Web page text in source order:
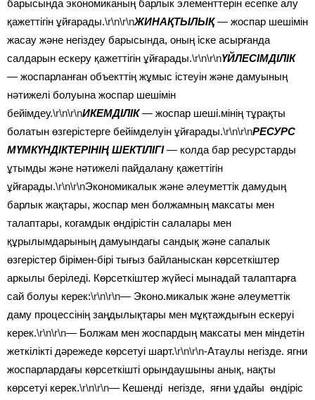
барысында экономиканың барлык элементтерін есепке алу
қажеттігін ұйғарады.\r\n\r\nЖИНАҚТЫЛЫҚ— жоспар шешімін
жасау және негіздеу барысында, оның іске асырғанда
салдарын ескеру қажеттігін ұйғарады.\r\n\r\nҮЙЛЕСІМДІЛІК
— жоспарланған объекттің жұмыс істеуін және дамуының
нәтижелі болуына жоспар шешімін
бейімдеу.\r\n\r\nИКЕМДІЛІК— жоспар шеші.мінің тұрақты
болатын өзгерістерге бейімделуін ұйғарады.\r\n\r\nРЕСУРС
МҮМКҮНДІКТЕРІНІҢ ШЕКТІЛІГІ— колда бар ресурстарды
ұтымды және нәтижелі пайдалану қажеттігін
ұйғарады.\r\n\r\nЭкономикалык және әлеуметтік дамудың
барлык жақтары, жоспар мен болжамның максаты мен
талаптары, когамдык өндірістін салалары мен
құрылымдарының дамуындагы сандық және сапалык
өзгерістер бірімен-бірі тығыз байланыскан көрсеткіштер
аркылы беріледі. Көрсеткіштер жүйесі мынадай талаптарға
сай болуы керек:\r\n\r\n— Эконо.микалык және әлеуметтік
даму процессінің заңдылықтары мен мұқтаждығын ескеруі
керек.\r\n\r\n— Болжам мен жоспардың максаты мен міндетін
жеткілікті дәрежеде көрсетуі шарт.\r\n\r\n-Атаулы негізде. ягни
жоспарлардағы көрсеткішті орындаушыны анық, нақты
көрсетуі керек.\r\n\r\n— Кешенді негізде, яғни ұдайы өндіріс